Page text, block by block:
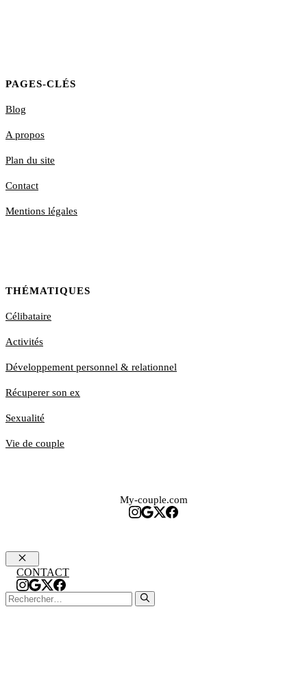
PAGES-CLÉS
Blog
A propos
Plan du site
Contact
Mentions légales
THÉMATIQUES
Célibataire
Activités
Développement personnel & relationnel
Récuperer son ex
Sexualité
Vie de couple
My-couple.com
Fermer
CONTACT
Rechercher :